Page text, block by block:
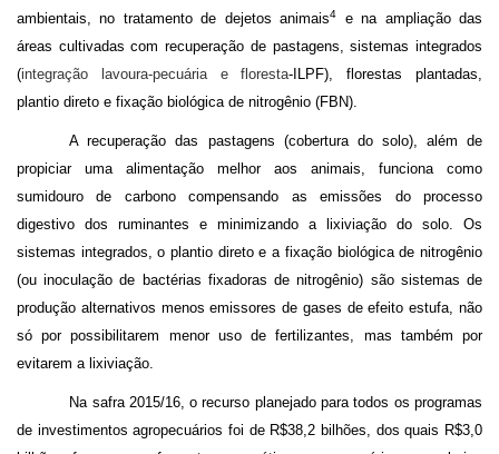
ambientais, no tratamento de dejetos animais4
e na ampliação das
áreas cultivadas com recuperação de pastagens, sistemas integrados
(integração lavoura-pecuária e floresta-ILPF), florestas plantadas,
plantio direto e fixação biológica de nitrogênio (FBN).
A recuperação das pastagens (cobertura do solo), além de
propiciar uma alimentação melhor aos animais, funciona como
sumidouro de carbono compensando as emissões do processo
digestivo dos ruminantes e minimizando a lixiviação do solo. Os
sistemas integrados, o plantio direto e a fixação biológica de nitrogênio
(ou inoculação de bactérias fixadoras de nitrogênio) são sistemas de
produção alternativos menos emissores de gases de efeito estufa, não
só por possibilitarem menor uso de fertilizantes, mas também por
evitarem a lixiviação.
Na safra 2015/16, o recurso planejado para todos os programas
de investimentos agropecuários foi de R$38,2 bilhões, dos quais R$3,0